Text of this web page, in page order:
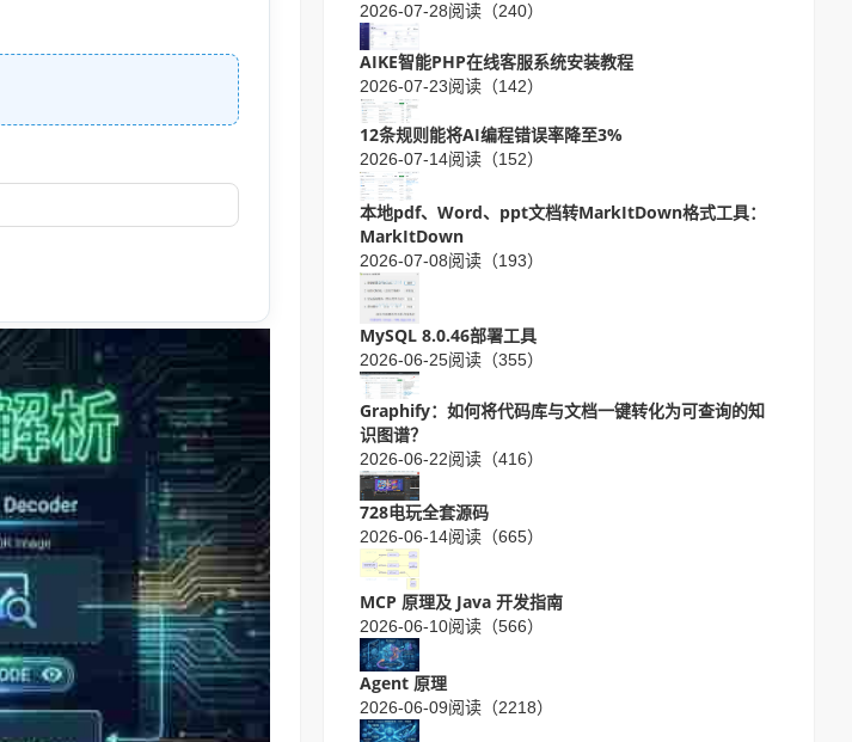
2026-07-28阅读（240）
AIKE智能PHP在线客服系统安装教程
2026-07-23阅读（142）
12条规则能将AI编程错误率降至3%
2026-07-14阅读（152）
本地pdf、Word、ppt文档转MarkItDown格式工具：
MarkItDown
2026-07-08阅读（193）
MySQL 8.0.46部署工具
2026-06-25阅读（355）
Graphify：如何将代码库与文档一键转化为可查询的知
识图谱？
2026-06-22阅读（416）
728电玩全套源码
2026-06-14阅读（665）
MCP 原理及 Java 开发指南
2026-06-10阅读（566）
Agent 原理
2026-06-09阅读（2218）